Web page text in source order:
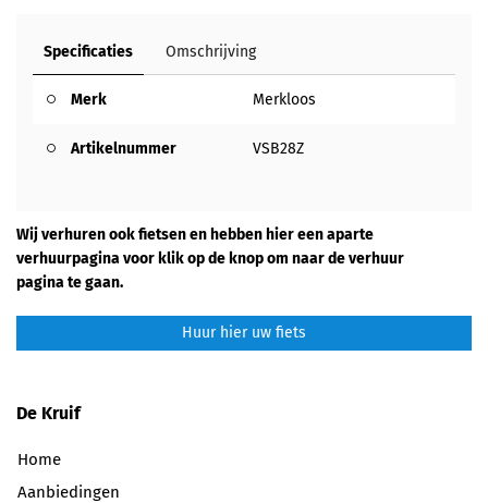
Specificaties Omschrijving
Merk Merkloos
Artikelnummer VSB28Z
Wij verhuren ook fietsen en hebben hier een aparte
verhuurpagina voor klik op de knop om naar de verhuur
pagina te gaan.
Huur hier uw fiets
De Kruif
Home
Aanbiedingen